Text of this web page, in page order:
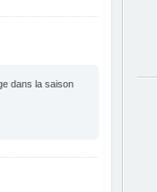
dans la saison